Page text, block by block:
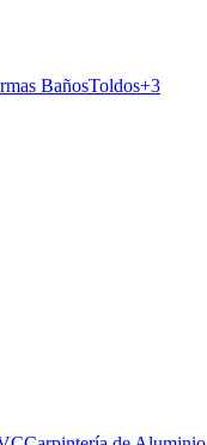
BañosToldos+3